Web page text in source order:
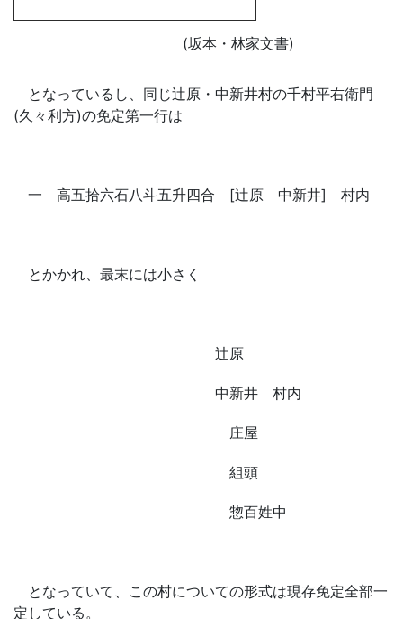
(坂本・林家文書)
となっているし、同じ辻原・中新井村の千村平右衛門
(久々利方)の免定第一行は
一 高五拾六石八斗五升四合 [辻原 中新井] 村内
とかかれ、最末には小さく
辻原
中新井 村内
庄屋
組頭
惣百姓中
となっていて、この村についての形式は現存免定全部一
定している。